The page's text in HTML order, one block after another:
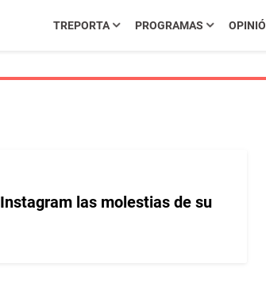
TREPORTA PROGRAMAS
las molestias de su